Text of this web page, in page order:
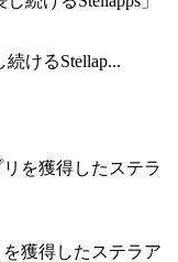
けるStellap...
獲得したステラア